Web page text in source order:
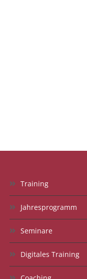
Training
Jahresprogramm
Seminare
Digitales Training